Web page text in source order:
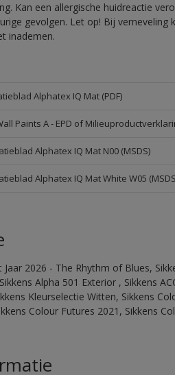
Kan een allergische huidreactie
gevolgen. Let op! Bij verneveling
inademen.
Alphatex IQ Mat (PDF)
Paints A - EPD of
Alphatex IQ Mat N00 (MSDS)
Alphatex IQ Mat White W05
Jaar 2026 - The Rhythm of Blues,
Alpha 501 Exterior , Sikkens
Kleurselectie Witten, Sikkens
Colour Futures 2021, Sikkens